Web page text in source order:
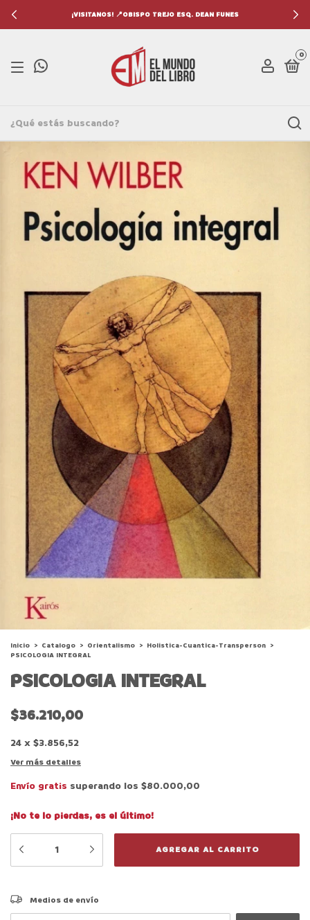
DEAN FUNES ENCONTRANOS EN📍 LOS
0
Inicio > Catalogo > Orientalismo > Holistica-Cuantica-Transperson >
PSICOLOGIA INTEGRAL
PSICOLOGIA INTEGRAL
$36.210,00
24 x $3.856,52
Ver más detalles
Envío gratis superando los $80.000,00
¡No te lo pierdas, es el último!
Entregas para el CP:
Medios de envío